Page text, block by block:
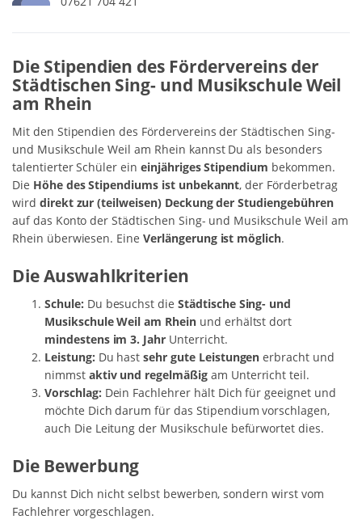
Die Stipendien des Fördervereins der
Städtischen Sing- und Musikschule Weil
am Rhein
Mit den Stipendien des Fördervereins der Städtischen Sing-
und Musikschule Weil am Rhein kannst Du als besonders
talentierter Schüler ein einjähriges Stipendium bekommen.
Die Höhe des Stipendiums ist unbekannt, der Förderbetrag
wird direkt zur (teilweisen) Deckung der Studiengebühren
auf das Konto der Städtischen Sing- und Musikschule Weil am
Rhein überwiesen. EineVerlängerung ist möglich.
Die Auswahlkriterien
Schule: Du besuchst dieStädtische Sing- und
Musikschule Weil am Rheinund erhältst dort
mindestens im 3. Jahr Unterricht.
Leistung: Du hastsehr gute Leistungen erbracht und
nimmst aktiv und regelmäßigam Unterricht teil.
Vorschlag: Dein Fachlehrer hält Dich für geeignet und
möchte Dich darum für das Stipendium vorschlagen,
auch Die Leitung der Musikschule befürwortet dies.
Die Bewerbung
Du kannst Dich nicht selbst bewerben, sondern wirst vom
Fachlehrer vorgeschlagen.